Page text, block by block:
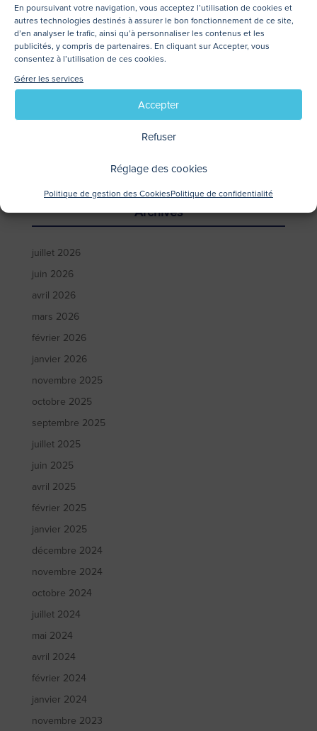
En poursuivant votre navigation, vous acceptez l’utilisation de cookies et
autres technologies destinés à assurer le bon fonctionnement de ce site,
d’en analyser le trafic, ainsi qu’à personnaliser les contenus et les
publicités, y compris de partenaires. En cliquant sur Accepter, vous
consentez à l’utilisation de ces cookies.
Gérer les services
Accepter
Refuser
Réglage des cookies
Politique de gestion des CookiesPolitique de confidentialité
Articles récents
Garantie décennale : ce que le maître d’ouvrage doit
savoir
Expulsion d’un locataire : procédure et délais
Conseil syndical : rôle, missions et responsabilités
Assurance PNO : guide pour le propriétaire non occupant
Archives
juillet 2026
juin 2026
avril 2026
mars 2026
février 2026
janvier 2026
novembre 2025
octobre 2025
septembre 2025
juillet 2025
juin 2025
avril 2025
février 2025
janvier 2025
décembre 2024
novembre 2024
octobre 2024
juillet 2024
mai 2024
avril 2024
février 2024
janvier 2024
novembre 2023